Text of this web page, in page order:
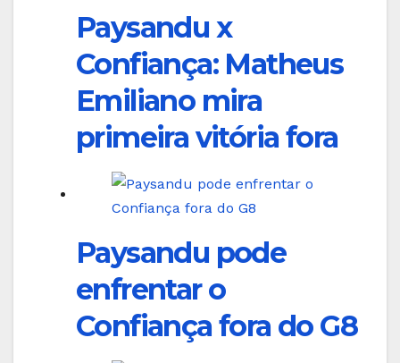
Paysandu x
Confiança: Matheus
Emiliano mira
primeira vitória fora
Paysandu pode
enfrentar o
Confiança fora do G8